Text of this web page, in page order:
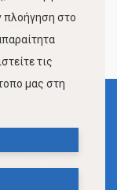
Δεδομένων
πλοήγηση στο
τις
μας στη